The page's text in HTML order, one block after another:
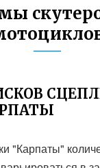
"Карпаты"